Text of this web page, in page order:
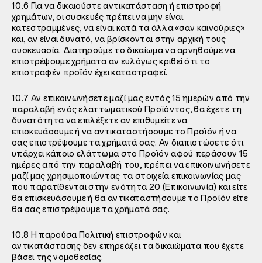
10.6 Για να δικαιούστε αντικατάσταση ή επιστροφή
χρημάτων, οι συσκευές πρέπει να μην είναι
κατεστραμμένες, να είναι κατά τα άλλα «σαν καινούριες»
και, αν είναι δυνατό, να βρίσκονται στην αρχική τους
συσκευασία. Διατηρούμε το δικαίωμα να αρνηθούμε να
επιστρέψουμε χρήματα αν ευλόγως κριθεί ότι το
επιστραφέν προϊόν έχει καταστραφεί.
10.7 Αν επικοινωνήσετε μαζί μας εντός 15 ημερών από την
παραλαβή ενός ελαττωματικού Προϊόντος, θα έχετε τη
δυνατότητα να επιλέξετε αν επιθυμείτε να
επισκευάσουμε ή να αντικαταστήσουμε το Προϊόν ή να
σας επιστρέψουμε τα χρήματά σας. Αν διαπιστώσετε ότι
υπάρχει κάποιο ελάττωμα στο Προϊόν αφού περάσουν 15
ημέρες από την παραλαβή του, πρέπει να επικοινωνήσετε
μαζί μας χρησιμοποιώντας τα στοιχεία επικοινωνίας μας
που παρατίθενται στην ενότητα 20 (Επικοινωνία) και είτε
θα επισκευάσουμε ή θα αντικαταστήσουμε το Προϊόν είτε
θα σας επιστρέψουμε τα χρήματά σας.
10.8 Η παρούσα Πολιτική επιστροφών και
αντικατάστασης δεν επηρεάζει τα δικαιώματα που έχετε
βάσει της νομοθεσίας.